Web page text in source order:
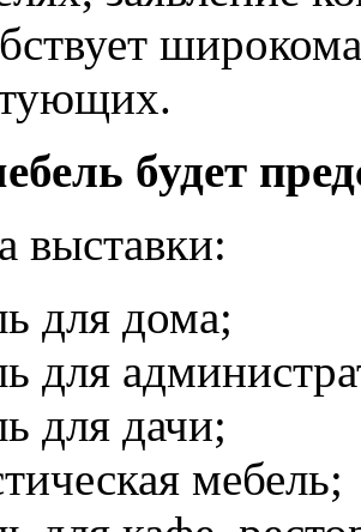
будет
выставки:
для дома;
для
для дачи;
мебель;